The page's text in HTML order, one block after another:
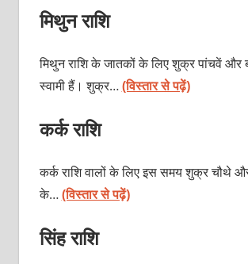
मिथुन राशि
मिथुन राशि के जातकों के लिए शुक्र पांचवें और
स्वामी हैं। शुक्र…(विस्तार से पढ़ें)
कर्क राशि
कर्क राशि वालों के लिए इस समय शुक्र चौथे और
के…(विस्तार से पढ़ें)
सिंह राशि